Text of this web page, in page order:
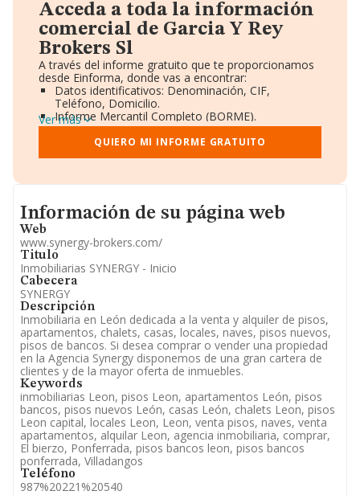
Acceda a toda la información
comercial de Garcia Y Rey
Brokers Sl
A través del informe gratuito que te proporcionamos
desde Einforma, donde vas a encontrar:
Datos identificativos: Denominación, CIF,
Teléfono, Domicilio.
Informe Mercantil Completo (BORME).
Gráficos de Evolución Ventas y Empleados.
Consejo de Administración y Administradores.
Directivos y Ejecutivos.
Información oficial y registral complementaria.
Ver más
QUIERO MI INFORME GRATUITO
Informacion de su página web
Información de su página web
Web
www.synergy-brokers.com/
Titulo
Inmobiliarias SYNERGY - Inicio
Cabecera
SYNERGY
Descripción
Inmobiliaria en León dedicada a la venta y alquiler de pisos,
apartamentos, chalets, casas, locales, naves, pisos nuevos,
pisos de bancos. Si desea comprar o vender una propiedad
en la Agencia Synergy disponemos de una gran cartera de
clientes y de la mayor oferta de inmuebles.
Keywords
inmobiliarias Leon, pisos Leon, apartamentos León, pisos
bancos, pisos nuevos León, casas León, chalets Leon, pisos
Leon capital, locales Leon, Leon, venta pisos, naves, venta
apartamentos, alquilar Leon, agencia inmobiliaria, comprar,
El bierzo, Ponferrada, pisos bancos leon, pisos bancos
ponferrada, Villadangos
Teléfono
987%20221%20540